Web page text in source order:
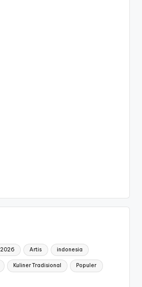
2026 Artis indonesia
Kuliner Tradisional Populer